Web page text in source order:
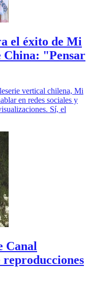
el éxito de Mi
China: "Pensar
vertical chilena, Mi
en redes sociales y
Sí, el
Canal
reproducciones